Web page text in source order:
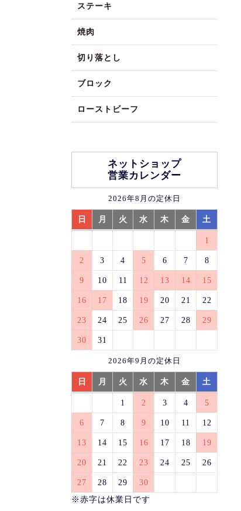
ステーキ
焼肉
切り落とし
ブロック
ローストビーフ
ネットショップ
営業カレンダー
2026年8月の定休日
日 月 火 水 木 金 土
1
2 3 4 5 6 7 8
9 10 11 12 13 14 15
16 17 18 19 20 21 22
23 24 25 26 27 28 29
30 31
2026年9月の定休日
日 月 火 水 木 金 土
1 2 3 4 5
6 7 8 9 10 11 12
13 14 15 16 17 18 19
20 21 22 23 24 25 26
27 28 29
30
※赤字は休業日です